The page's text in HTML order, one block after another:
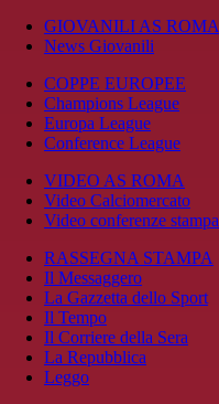
GIOVANILI AS ROMA
News Giovanili
COPPE EUROPEE
Champions League
Europa League
Conference League
VIDEO AS ROMA
Video Calciomercato
Video conferenze stampa
RASSEGNA STAMPA
Il Messaggero
La Gazzetta dello Sport
Il Tempo
Il Corriere della Sera
La Repubblica
Leggo